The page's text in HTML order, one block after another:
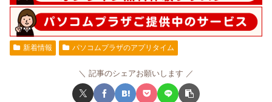
新着情報 パソコムプラザのアプリタイム
記事のシェアお願いします